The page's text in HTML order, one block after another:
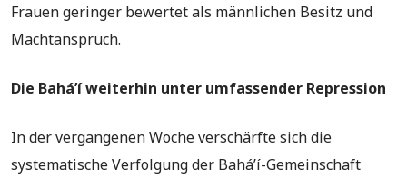
Frauen geringer bewertet als männlichen Besitz und
Machtanspruch.
Die Bahá’í weiterhin unter umfassender Repression
In der vergangenen Woche verschärfte sich die
systematische Verfolgung der Bahá’í-Gemeinschaft